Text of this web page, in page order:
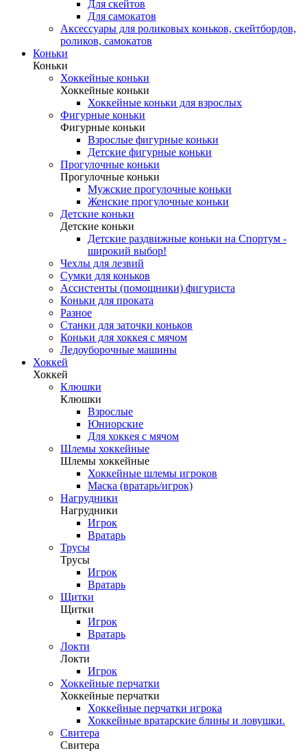
Для скейтов
Для самокатов
Аксессуары для роликовых коньков, скейтбордов,
роликов, самокатов
Коньки
Коньки
Хоккейные коньки
Хоккейные коньки
Хоккейные коньки для взрослых
Фигурные коньки
Фигурные коньки
Взрослые фигурные коньки
Детские фигурные коньки
Прогулочные коньки
Прогулочные коньки
Мужские прогулочные коньки
Женские прогулочные коньки
Детские коньки
Детские коньки
Детские раздвижные коньки на Спортум -
широкий выбор!
Чехлы для лезвий
Сумки для коньков
Ассистенты (помощники) фигуриста
Коньки для проката
Разное
Станки для заточки коньков
Коньки для хоккея с мячом
Ледоуборочные машины
Хоккей
Хоккей
Клюшки
Клюшки
Взрослые
Юниорские
Для хоккея с мячом
Шлемы хоккейные
Шлемы хоккейные
Хоккейные шлемы игроков
Маска (вратарь/игрок)
Нагрудники
Нагрудники
Игрок
Вратарь
Трусы
Трусы
Игрок
Вратарь
Щитки
Щитки
Игрок
Вратарь
Локти
Локти
Игрок
Хоккейные перчатки
Хоккейные перчатки
Хоккейные перчатки игрока
Хоккейные вратарские блины и ловушки.
Свитера
Свитера